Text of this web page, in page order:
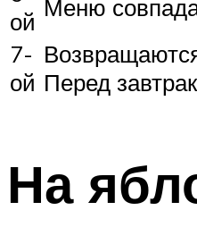
ой Меню
7-
ой Перед
На